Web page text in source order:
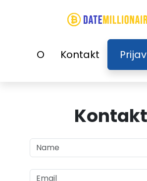
O Kontakt
Kontakt